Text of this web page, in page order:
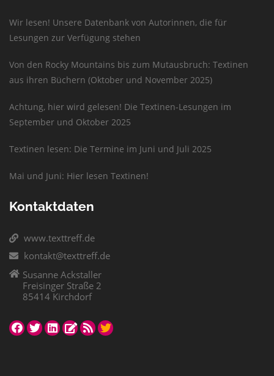
Wir lesen! Unsere Datenbank von Autorinnen, die für
Lesungen zur Verfügung stehen
Von den Rocky Mountains bis zum Mutausbruch: Textinen
aus ihren Büchern (Oktober und November 2025)
Achtung, hier wird gelesen! Die Textinen-Lesungen im
September und Oktober 2025
Textinen lesen: Die Termine im Juni und Juli 2025
Mai und Juni: Hier lesen Textinen!
Kontaktdaten
www.texttreff.de
kontakt@texttreff.de
Susanne Ackstaller
Freisinger Straße 2
85414 Kirchdorf